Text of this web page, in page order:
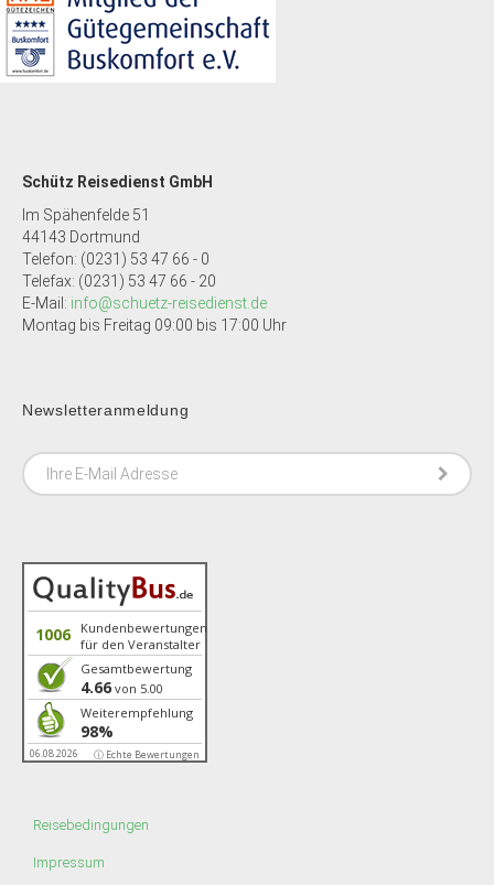
Schütz Reisedienst GmbH
Im Spähenfelde 51
44143 Dortmund
Telefon: (0231) 53 47 66 - 0
Telefax: (0231) 53 47 66 - 20
E-Mail: info@schuetz-reisedienst.de
Montag bis Freitag 09:00 bis 17:00 Uhr
Newsletteranmeldung
1006
Kundenbewertungen
für den Veranstalter
Gesamtbewertung
4.66 von 5.00
Weiterempfehlung
98%
06.08.2026 ⓘ Echte Bewertungen
Reisebedingungen
Impressum